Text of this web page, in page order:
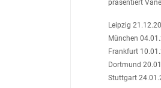
präsentiert
Leipzig
München
Frankfurt
Dortmund
Stuttgart